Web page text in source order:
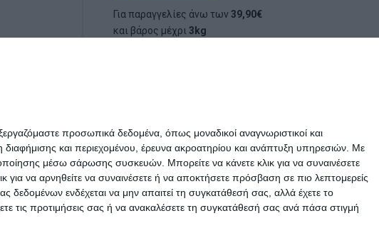
προσωπικά δεδομένα, όπως μοναδικοί αναγνωριστικοί και
και περιεχομένου, έρευνα ακροατηρίου και ανάπτυξη υπηρεσιών. Με
μέσω σάρωσης συσκευών. Μπορείτε να κάνετε κλικ για να συναινέσετε
να αρνηθείτε να συναινέσετε ή να αποκτήσετε πρόσβαση σε πιο λεπτομερείς
ενδέχεται να μην απαιτεί τη συγκατάθεσή σας, αλλά έχετε το
τις προτιμήσεις σας ή να ανακαλέσετε τη συγκατάθεσή σας ανά πάσα στιγμή
Για παραγγελίες άνω των39,90€
και βάρος μέχρι3kg